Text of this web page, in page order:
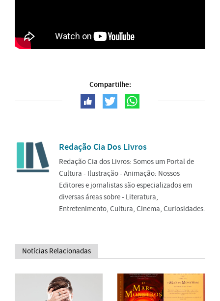
Compartilhe:
Redação Cia Dos Livros
Redação Cia dos Livros: Somos um Portal de
Cultura - Ilustração - Animação: Nossos
Editores e jornalistas são especializados em
diversas áreas sobre - Literatura,
Entretenimento, Cultura, Cinema, Curiosidades.
Notícias Relacionadas